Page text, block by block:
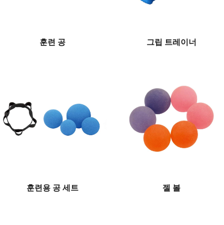
훈련 공 그립 트레이너
훈련용 공 세트 젤 볼